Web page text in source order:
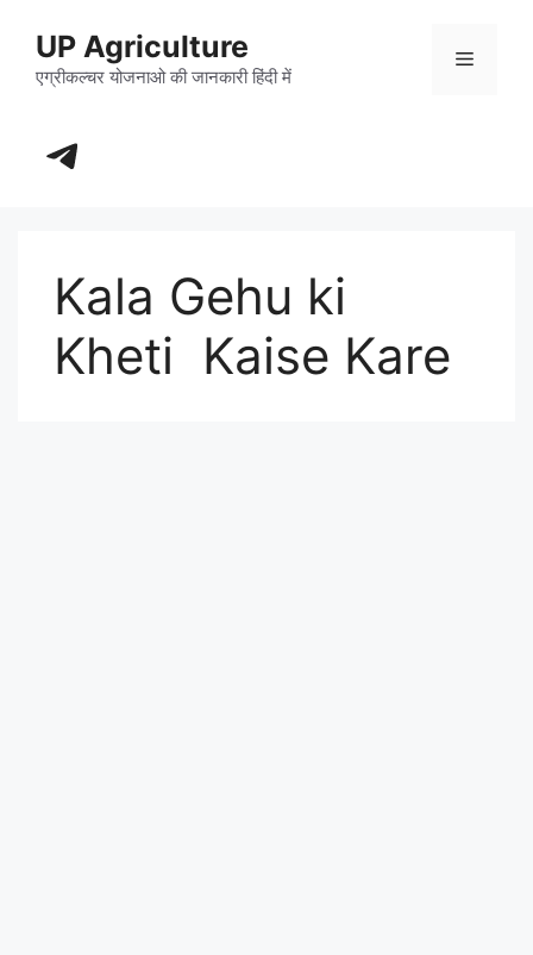
content
UP Agriculture
एग्रीकल्चर योजनाओ की जानकारी हिंदी में
Menu
https://t.me/+_dXT-DwpRj03ZDhl
Kala Gehu ki
Kheti Kaise Kare